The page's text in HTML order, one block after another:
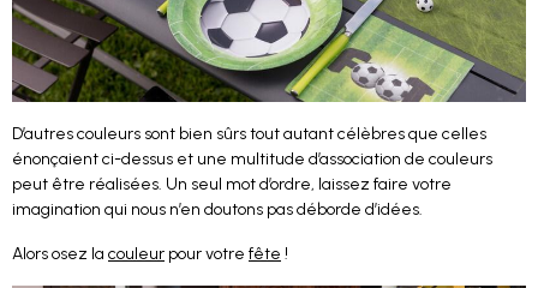
D’autres couleurs sont bien sûrs tout autant célèbres que celles
énonçaient ci-dessus et une multitude d’association de couleurs
peut être réalisées. Un seul mot d’ordre, laissez faire votre
imagination qui nous n’en doutons pas déborde d’idées.
Alors osez la couleur pour votre fête !